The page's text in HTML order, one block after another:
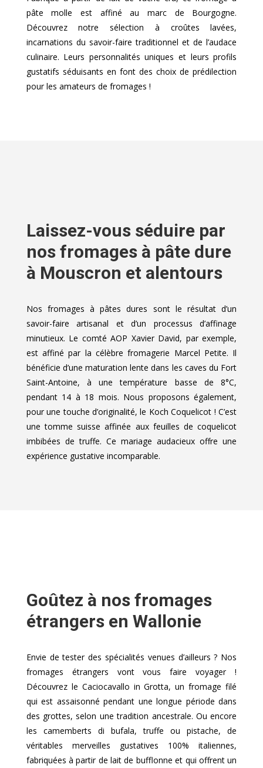
pâte molle est affiné au marc de Bourgogne.
Découvrez notre sélection à croûtes lavées,
incarnations du savoir-faire traditionnel et de l’audace
culinaire. Leurs personnalités uniques et leurs profils
gustatifs séduisants en font des choix de prédilection
pour les amateurs de fromages !
Laissez-vous séduire par
nos fromages à pâte dure
à Mouscron et alentours
Nos fromages à pâtes dures sont le résultat d’un
savoir-faire artisanal et d’un processus d’affinage
minutieux. Le comté AOP Xavier David, par exemple,
est affiné par la célèbre fromagerie Marcel Petite. Il
bénéficie d’une maturation lente dans les caves du Fort
Saint-Antoine, à une température basse de 8°C,
pendant 14 à 18 mois. Nous proposons également,
pour une touche d’originalité, le Koch Coquelicot ! C’est
une tomme suisse affinée aux feuilles de coquelicot
imbibées de truffe. Ce mariage audacieux offre une
expérience gustative incomparable.
Goûtez à nos fromages
étrangers en Wallonie
Envie de tester des spécialités venues d’ailleurs ? Nos
fromages étrangers vont vous faire voyager !
Découvrez le Caciocavallo in Grotta, un fromage filé
qui est assaisonné pendant une longue période dans
des grottes, selon une tradition ancestrale. Ou encore
les camemberts di bufala, truffe ou pistache, de
véritables merveilles gustatives 100% italiennes,
fabriquées à partir de lait de bufflonne et qui offrent un